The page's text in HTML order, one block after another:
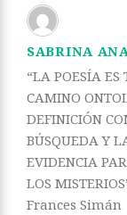
SABRINA
“LA POESÍA
CAMINO
DEFINICIÓN
BÚSQUEDA Y
EVIDENCIA
LOS
Frances Simán